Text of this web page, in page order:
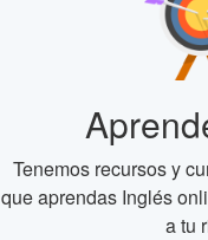
Tenemos recursos y
que aprendas Inglés
a tu